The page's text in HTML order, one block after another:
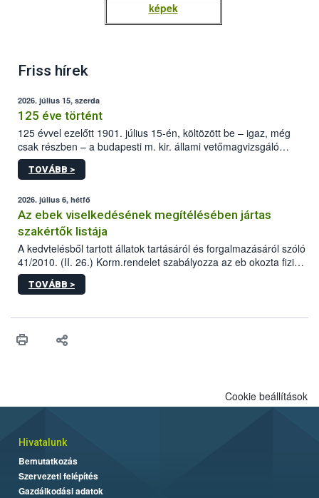
képek
Friss hírek
2026. július 15, szerda
125 éve történt
125 évvel ezelőtt 1901. július 15-én, költözött be – igaz, még
csak részben – a budapesti m. kir. állami vetőmagvizsgáló
állomás a Kis Rókus utca 15. szám alatti, Czigler Győző által
tervezett új épületébe.
TOVÁBB >
2026. július 6, hétfő
Az ebek viselkedésének megítélésében jártas
szakértők listája
A kedvtelésből tartott állatok tartásáról és forgalmazásáról szóló
41/2010. (II. 26.) Korm.rendelet szabályozza az eb okozta fizikai
sérülés, illetve ennek veszélye keletkezésekor felmerülő
hatósági feladatokat, valamint a veszélyes eb tartását és annak
vonni az ebek viselkedésének megítélésében jártas szakértőt.
TOVÁBB >
Cookie beállítások
Hivatalunk
Bemutatkozás
Szervezeti felépítés
Gazdálkodási adatok